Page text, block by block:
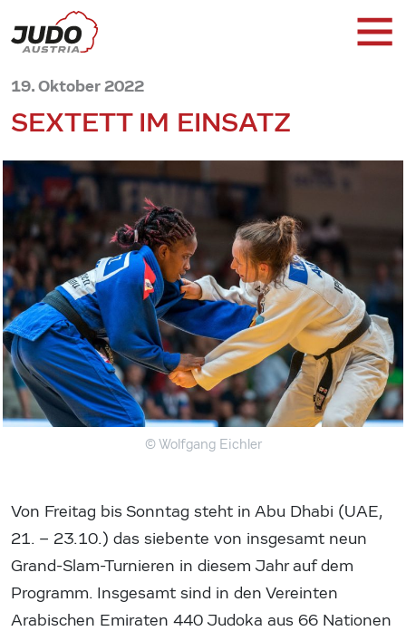
19. Oktober 2022
SEXTETT IM EINSATZ
© Wolfgang Eichler
Von Freitag bis Sonntag steht in Abu Dhabi (UAE,
21. – 23.10.) das siebente von insgesamt neun
Grand-Slam-Turnieren in diesem Jahr auf dem
Programm. Insgesamt sind in den Vereinten
Arabischen Emiraten 440 Judoka aus 66 Nationen